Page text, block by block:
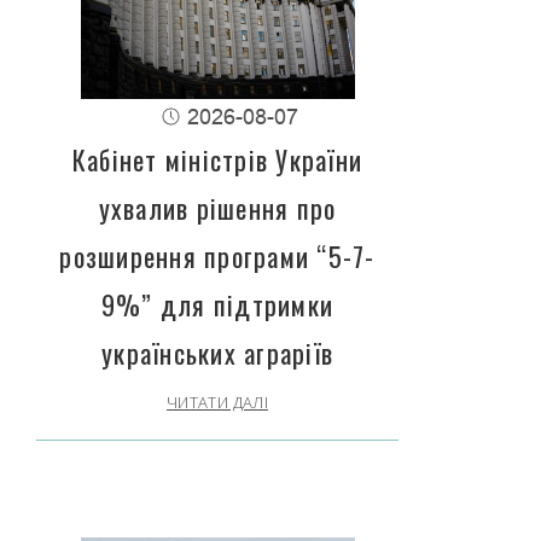
2026-08-07
Кабінет міністрів України
ухвалив рішення про
розширення програми “5-7-
9%” для підтримки
українських аграріїв
ЧИТАТИ ДАЛІ